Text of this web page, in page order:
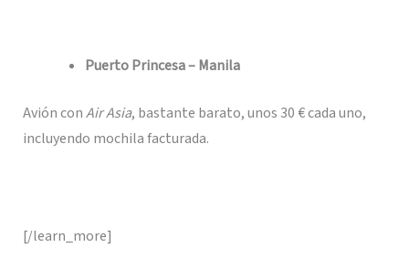
Puerto Princesa – Manila
Avión conAir Asia, bastante barato, unos 30 € cada uno,
incluyendo mochila facturada.
[/learn_more]